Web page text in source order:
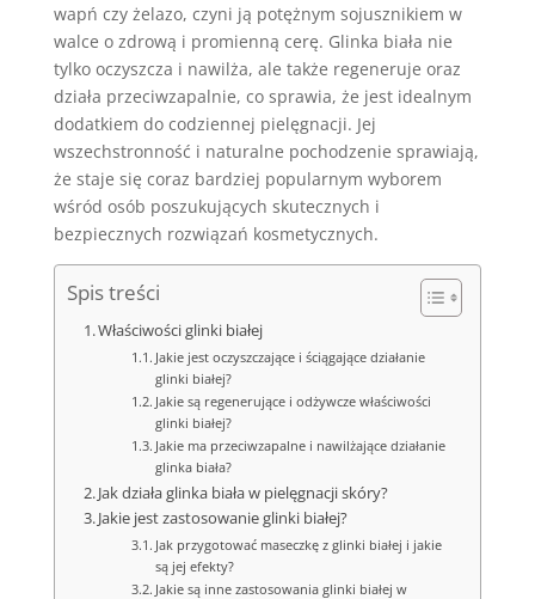
wapń czy żelazo, czyni ją potężnym sojusznikiem w
walce o zdrową i promienną cerę. Glinka biała nie
tylko oczyszcza i nawilża, ale także regeneruje oraz
działa przeciwzapalnie, co sprawia, że jest idealnym
dodatkiem do codziennej pielęgnacji. Jej
wszechstronność i naturalne pochodzenie sprawiają,
że staje się coraz bardziej popularnym wyborem
wśród osób poszukujących skutecznych i
bezpiecznych rozwiązań kosmetycznych.
Spis treści
Właściwości glinki białej
Jakie jest oczyszczające i ściągające działanie
glinki białej?
Jakie są regenerujące i odżywcze właściwości
glinki białej?
Jakie ma przeciwzapalne i nawilżające działanie
glinka biała?
Jak działa glinka biała w pielęgnacji skóry?
Jakie jest zastosowanie glinki białej?
Jak przygotować maseczkę z glinki białej i jakie
są jej efekty?
Jakie są inne zastosowania glinki białej w